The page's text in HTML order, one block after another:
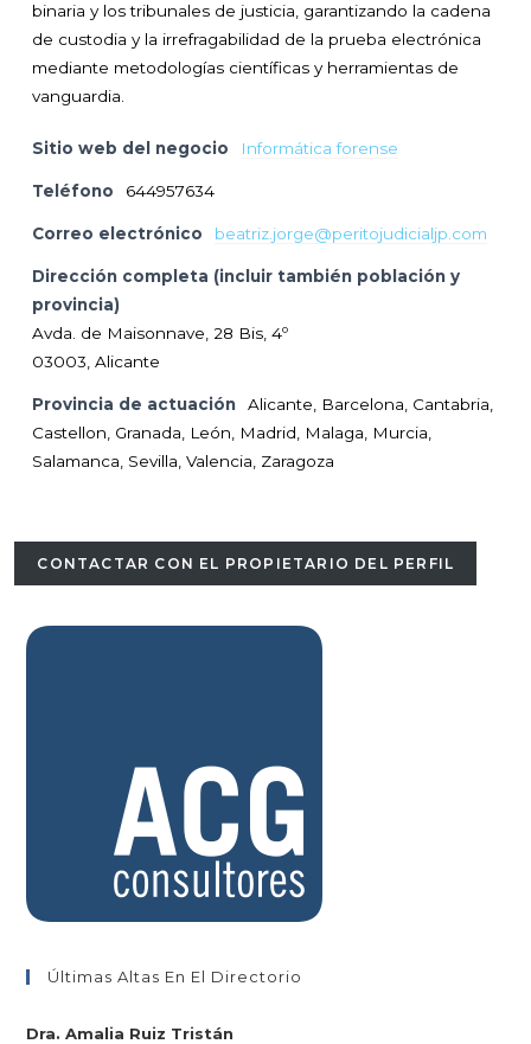
binaria y los tribunales de justicia, garantizando la cadena
de custodia y la irrefragabilidad de la prueba electrónica
mediante metodologías científicas y herramientas de
vanguardia.
Sitio web del negocio Informática forense
Teléfono 644957634
Correo electrónico beatriz.jorge@peritojudicialjp.com
Dirección completa (incluir también población y
provincia)
Avda. de Maisonnave, 28 Bis, 4º
03003, Alicante
Provincia de actuación
Alicante, Barcelona, Cantabria,
Castellon, Granada, León, Madrid, Malaga, Murcia,
Salamanca, Sevilla, Valencia, Zaragoza
CONTACTAR CON EL PROPIETARIO DEL PERFIL
Últimas Altas En El Directorio
Dra. Amalia Ruiz Tristán